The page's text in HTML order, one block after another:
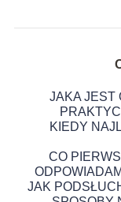
JAKA JEST
KIEDY
CO
JAK